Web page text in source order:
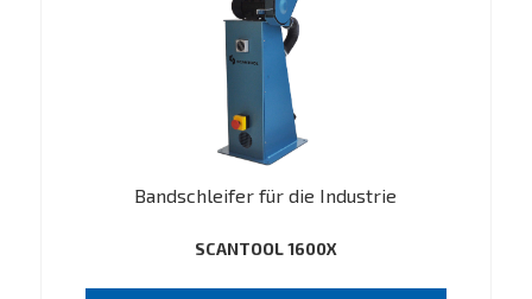
Bandschleifer für die Industrie
SCANTOOL 1600X